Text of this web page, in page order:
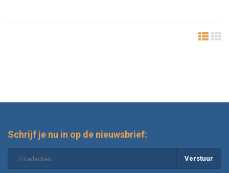
Schrijf je nu in op de nieuwsbrief:
Verstuur